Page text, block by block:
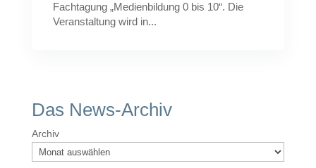
Fachtagung „Medienbildung 0 bis 10“. Die
Veranstaltung wird in...
Das News-Archiv
Archiv